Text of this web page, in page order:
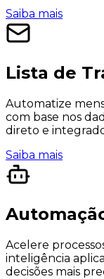
Saiba mais
Lista de
Automatize
com base nos
direto e
Saiba mais
Acelere
inteligência
decisões mais